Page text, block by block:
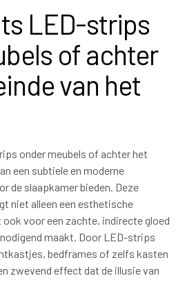
LED-strips
of achter
van het
onder meubels of achter het
een subtiele en moderne
de slaapkamer bieden. Deze
niet alleen een esthetische
voor een zachte, indirecte gloed
maakt. Door LED-strips
bedframes of zelfs kasten
zwevend effect dat de illusie van